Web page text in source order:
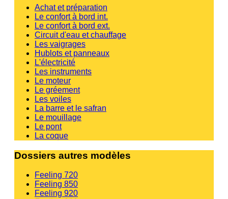
Achat et préparation
Le confort à bord int.
Le confort à bord ext.
Circuit d'eau et chauffage
Les vaigrages
Hublots et panneaux
L'électricité
Les instruments
Le moteur
Le gréement
Les voiles
La barre et le safran
Le mouillage
Le pont
La coque
Dossiers autres modèles
Feeling 720
Feeling 850
Feeling 920